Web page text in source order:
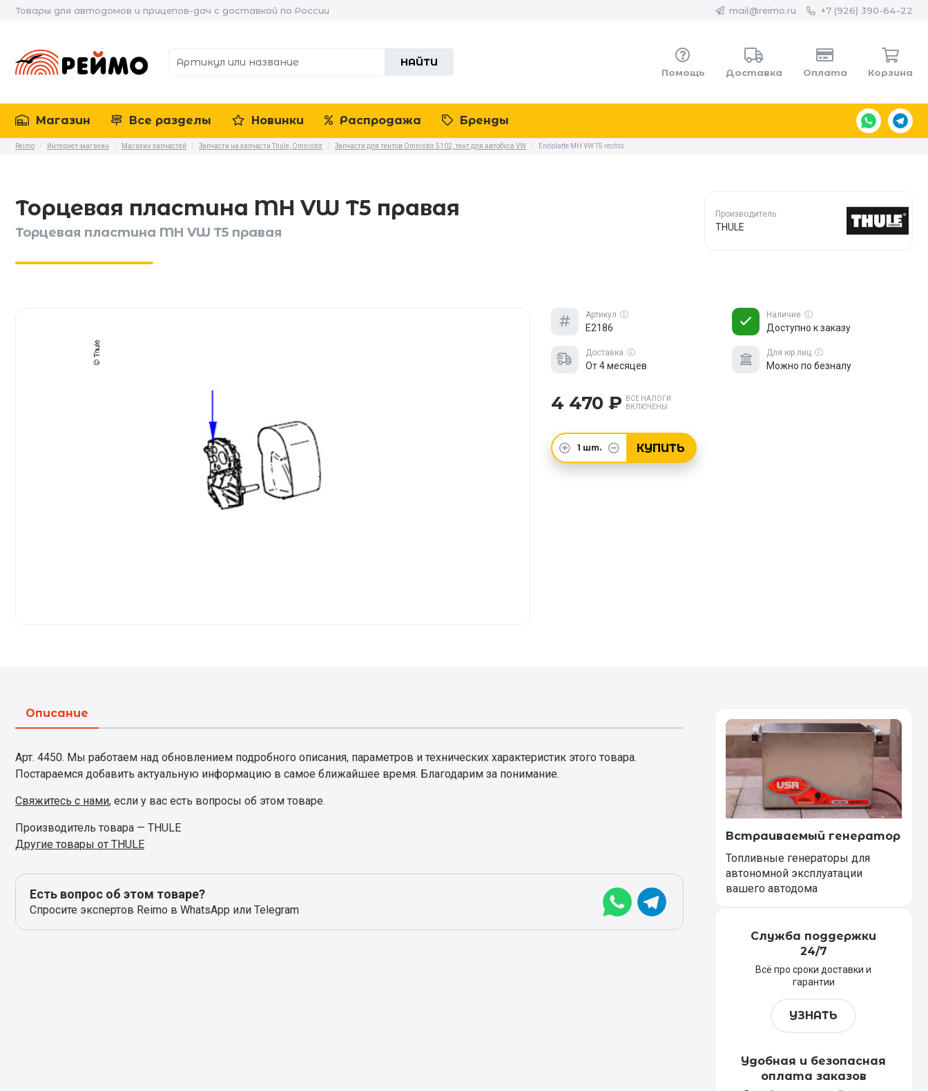
Товары для автодомов и прицепов-дач с доставкой по России mail@reimo.ru +7 (926) 390-64-22
НАЙТИ
Помощь Доставка Оплата Корзина
Магазин Все разделы Новинки Распродажа Бренды
Reimo / Интернет-магазин / Магазин запчастей / Запчасти на запчасти Thule, Omnistor / Запчасти для тентов Omnistor 5102, тент для автобуса VW / Endplatte MH VW T5 rechts
Торцевая пластина MH VW T5 правая
Торцевая пластина MH VW T5 правая
Производитель
THULE
Артикул
E2186
Наличие
Доступно к заказу
Доставка
От 4 месяцев
Для юр.лиц
Можно по безналу
4 470 ₽
ВСЕ НАЛОГИ
ВКЛЮЧЕНЫ
1 шт. КУПИТЬ
Описание
Арт. 4450. Мы работаем над обновлением подробного описания, параметров и технических характеристик этого товара.
Постараемся добавить актуальную информацию в самое ближайшее время. Благодарим за понимание.
Свяжитесь с нами, если у вас есть вопросы об этом товаре.
Производитель товара — THULE
Другие товары от THULE
Есть вопрос об этом товаре?
Спросите экспертов Reimo в WhatsApp или Telegram
Встраиваемый генератор
Топливные генераторы для
автономной эксплуатации
вашего автодома
Служба поддержки
24/7
Всё про сроки доставки и
гарантии
УЗНАТЬ
Удобная и безопасная
оплата заказов